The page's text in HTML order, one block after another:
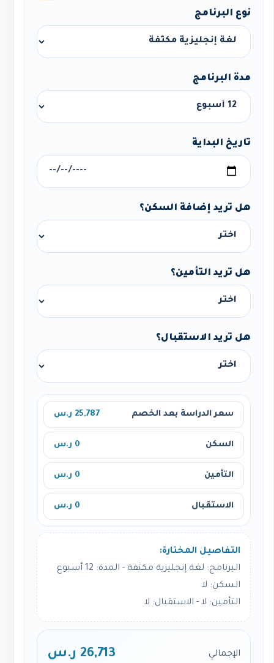
نوع البرنامج
مدة البرنامج
تاريخ البداية
هل تريد إضافة السكن؟
هل تريد التأمين؟
هل تريد الاستقبال؟
سعر الدراسة بعد الخصم 25,787 ر.س
السكن 0 ر.س
التأمين 0 ر.س
الاستقبال 0 ر.س
التفاصيل المختارة:
البرنامج: لغة إنجليزية مكثفة - المدة: 12 أسبوع
السكن: لا
التأمين: لا - الاستقبال: لا
الإجمالي 26,713 ر.س